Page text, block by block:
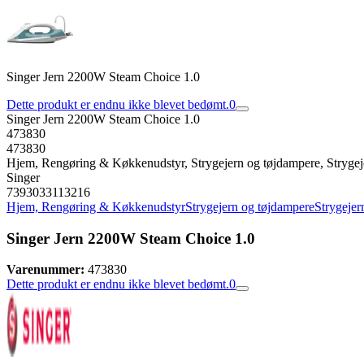
Singer Jern 2200W Steam Choice 1.0
Dette produkt er endnu ikke blevet bedømt.0
Singer Jern 2200W Steam Choice 1.0
473830
473830
Hjem, Rengøring & Køkkenudstyr, Strygejern og tøjdampere,
Singer
7393033113216
Hjem, Rengøring & KøkkenudstyrStrygejern og tøjdampere
Singer Jern 2200W Steam Choice 1.0
Varenummer: 473830
Dette produkt er endnu ikke blevet bedømt.0